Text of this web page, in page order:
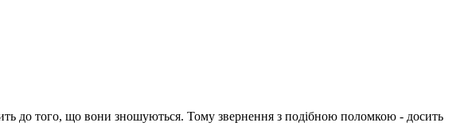
до того, що вони зношуються. Тому звернення з подібною поломкою - досить